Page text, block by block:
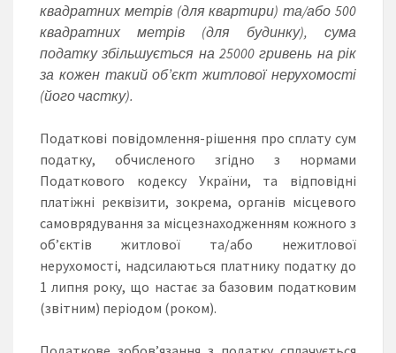
квадратних метрів (для квартири) та/або 500
квадратних метрів (для будинку), сума
податку збільшується на 25000 гривень на рік
за кожен такий об’єкт житлової нерухомості
(його частку).
Податкові повідомлення-рішення про сплату сум
податку, обчисленого згідно з нормами
Податкового кодексу України, та відповідні
платіжні реквізити, зокрема, органів місцевого
самоврядування за місцезнаходженням кожного з
об’єктів житлової та/або нежитлової
нерухомості, надсилаються платнику податку до
1 липня року, що настає за базовим податковим
(звітним) періодом (роком).